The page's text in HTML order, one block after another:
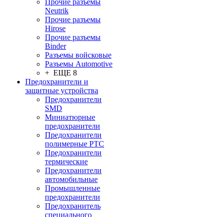
Прочие разъемы
Neutrik
Прочие разъемы
Hirose
Прочие разъемы
Binder
Разъемы войсковые
Разъeмы Automotive
+ ЕЩЕ 8
Предохранители и
защитные устройства
Предохранители
SMD
Миниатюрные
предохранители
Предохранители
полимерные PTC
Предохранители
термические
Предохранители
автомобильные
Промышленные
предохранители
Предохранитель
специального